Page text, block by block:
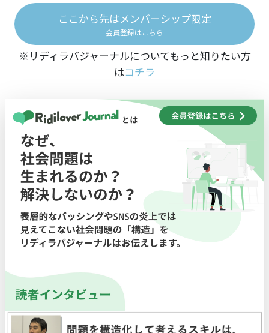
ここから先はメンバーシップ限定
会員登録はこちら
※リディラバジャーナルについてもっと知りたい方
はコチラ